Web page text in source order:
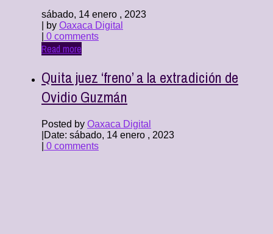
sábado, 14 enero , 2023
| by Oaxaca Digital
0 comments
Read more
Quita juez ‘freno’ a la extradición de
Ovidio Guzmán
Posted by Oaxaca Digital
Date: sábado, 14 enero , 2023
0 comments